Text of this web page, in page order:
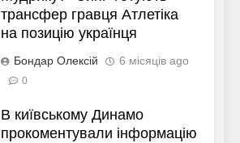
трансфер гравця Атлетіка
на позицію українця
Бондар Олексій 6 місяців ago
0
В київському Динамо
прокоментували інформацію